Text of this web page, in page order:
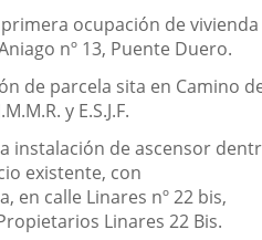
ocupación de vivienda
nº 13, Puente Duero.
de parcela sita en Camino
y E.S.J.F.
instalación de ascensor
existente, con
en calle Linares nº 22 bis,
Linares 22 Bis.